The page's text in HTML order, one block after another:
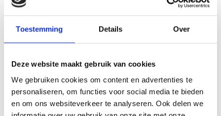
Toestemming Details Over
Deze website maakt gebruik van cookies
We gebruiken cookies om content en advertenties te
personaliseren, om functies voor social media te bieden
en om ons websiteverkeer te analyseren. Ook delen we
tweede verdieping. Deze multifunctionele verdieping biedt tal van
mogelijkheden en is geheel naar eigen wens in te richten. Denk aan
één of meerdere extra slaapkamers, een thuiswerkplek, hobbyruimte,
fitnessruimte of speelkamer. Ook bestaat de mogelijkheid om een
vliering te realiseren voor extra bergruimte. Op deze verdieping
knieschotten.
De achtertuin is verzorgd aangelegd en biedt veel privacy doordat er